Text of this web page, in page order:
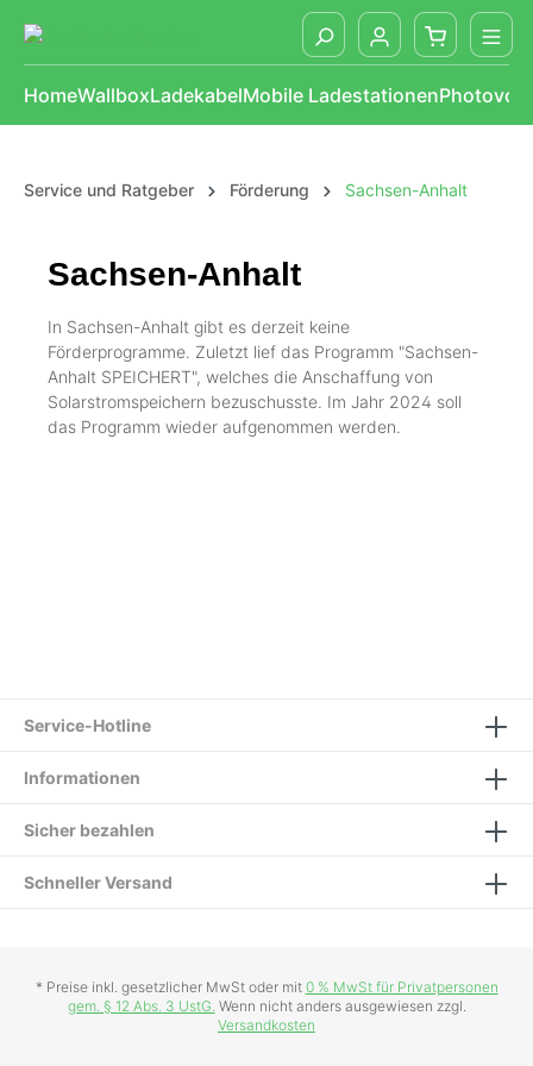
springen
HomeWallboxLadekabelMobile Ladestationen
Service und Ratgeber Förderung Sachsen-Anhalt
Sachsen-Anhalt
In Sachsen-Anhalt gibt es derzeit keine
Förderprogramme. Zuletzt lief das Programm "Sachsen-
Anhalt SPEICHERT", welches die Anschaffung von
Solarstromspeichern bezuschusste. Im Jahr 2024 soll
das Programm wieder aufgenommen werden.
Service-Hotline
Informationen
Sicher bezahlen
Schneller Versand
* Preise inkl. gesetzlicher MwSt oder mit 0 % MwSt für Privatpersonen
gem. § 12 Abs. 3 UstG. Wenn nicht anders ausgewiesen zzgl.
Versandkosten